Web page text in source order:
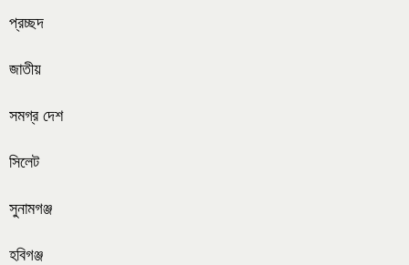
প্রচ্ছদ
জাতীয়
সমগ্র দেশ
সিলেট
সুনামগঞ্জ
হবিগঞ্জ